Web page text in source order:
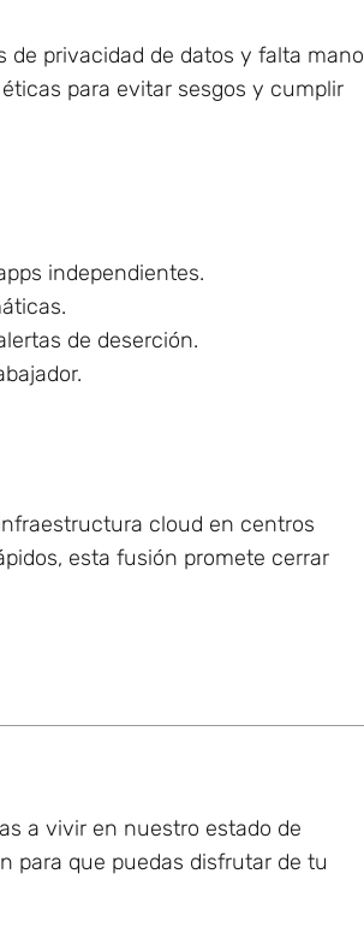
de privacidad de datos y falta mano
para evitar sesgos y cumplir
independientes.
de deserción.
cloud en centros
esta fusión promete cerrar
a vivir en nuestro estado de
para que puedas disfrutar de tu